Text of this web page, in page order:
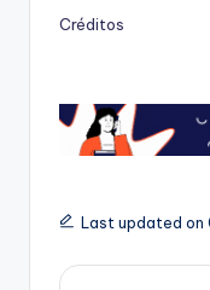
Créditos
Last updated